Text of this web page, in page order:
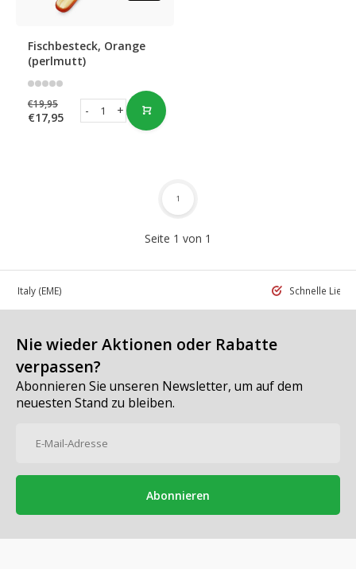
Fischbesteck, Orange
(perlmutt)
€19,95
€17,95 +
-
Seite 1 von 1
1
in Italy (EME) Schnelle
Nie wieder Aktionen oder Rabatte
verpassen?
Abonnieren Sie unseren Newsletter, um auf dem
neuesten Stand zu bleiben.
Abonnieren